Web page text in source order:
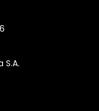
S.A.